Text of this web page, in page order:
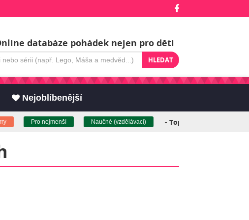
databáze pohádek nejen pro děti
HLEDAT
Nejoblíbenější
Pro nejmenší Naučné (vzdělávací) - Top pohádky (klikněte pro